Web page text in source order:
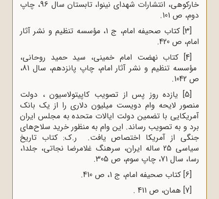
خارکوهی، انتشارات شهدای نینوا، تابستان سال 96، چاپ
دوم، ص 101.
[3]
کتاب صحیفه امام، ج‌ 1، مؤسسه تنظیم و نشر آثار
امام، ص 420.
[4]
کتاب نهضت امام خمینی، سید حمید روحانی،
مؤسسه تنظیم و نشر آثار امام، چاپ پانزدهم، سال 81،
ص 1042.
[5]
یازده روز پس از تصویب کاپیتولاسیون ، دولت
منصور لایحه وام دویست میلیون دلاری را از یک بانک
آمریکایی با تضمین دولت ایالات متحده به مجلس ایران
برد و به تصویب رساند. این وام به منظور خرید سلاح‌های
جنگی از آمریکا اختصاص یافت. ر.ک: کتاب تاریخ
سیاسی 25 ساله ایران، سرهنگ غلامرضا نجاتی، جلد1،
رسا، سال 71، چاپ سوم، ص 305.
[6]
کتاب صحیفه امام، ج ‌1، ص 410.
[7]
همان، ص 411 .